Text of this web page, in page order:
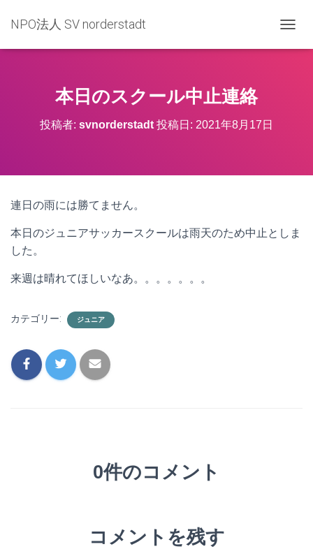
NPO法人 SV norderstadt
ビ
本日のスクール中止連絡
投稿者: svnorderstadt 投稿日: 2021年8月17日
連日の雨には勝てません。
本日のジュニアサッカースクールは雨天のため中止としま
した。
来週は晴れてほしいなあ。。。。。。。
カテゴリー: ジュニア
0件のコメント
コメントを残す